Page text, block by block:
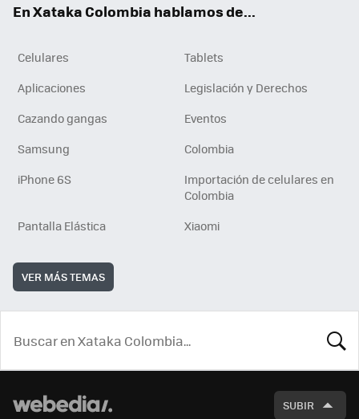
En Xataka Colombia hablamos de...
Celulares
Tablets
Aplicaciones
Legislación y Derechos
Cazando gangas
Eventos
Samsung
Colombia
iPhone 6S
Importación de celulares en
Colombia
Pantalla Elástica
Xiaomi
VER MÁS TEMAS
SUBIR